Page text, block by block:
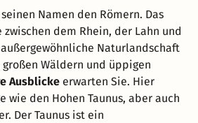
Namen den Römern. Das
dem Rhein, der Lahn und
Naturlandschaft
großen Wäldern und üppigen
Ausblicke erwarten Sie. Hier
wie den Hohen Taunus, aber auch
Der Taunus ist ein